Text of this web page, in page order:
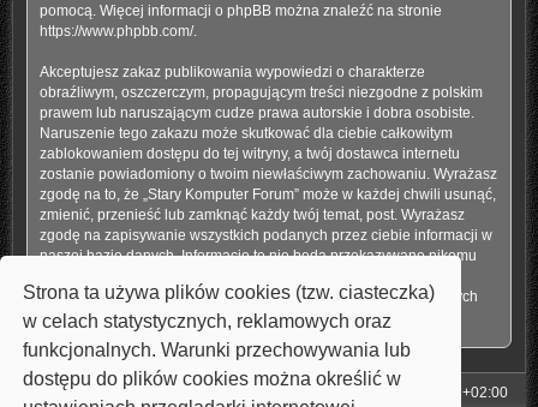
Strona ta używa plików cookies (tzw. ciasteczka)
w celach statystycznych, reklamowych oraz
funkcjonalnych. Warunki przechowywania lub
dostępu do plików cookies można określić w
pomocą. Więcej informacji o phpBB można znaleźć na stronie
https://www.phpbb.com/.
Akceptujesz zakaz publikowania wypowiedzi o charakterze
obraźliwym, oszczerczym, propagującym treści niezgodne z polskim
prawem lub naruszającym cudze prawa autorskie i dobra osobiste.
Naruszenie tego zakazu może skutkować dla ciebie całkowitym
zablokowaniem dostępu do tej witryny, a twój dostawca internetu
zostanie powiadomiony o twoim niewłaściwym zachowaniu. Wyrażasz
zgodę na to, że „Stary Komputer Forum” może w każdej chwili usunąć,
zmienić, przenieść lub zamknąć każdy twój temat, post. Wyrażasz
zgodę na zapisywanie wszystkich podanych przez ciebie informacji w
naszej bazie danych. Informacje te nie będą przekazywane nikomu
ponosi odpowiedzialności za włamania do witryny, podczas których
może dojść do kradzieży danych.
Strona główna UTC+02:00